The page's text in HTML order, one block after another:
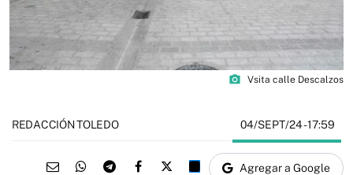
photo_camera Vsita calle Descalzos
REDACCIÓN TOLEDO 04/SEPT/24- 17:59
Agregar a Google